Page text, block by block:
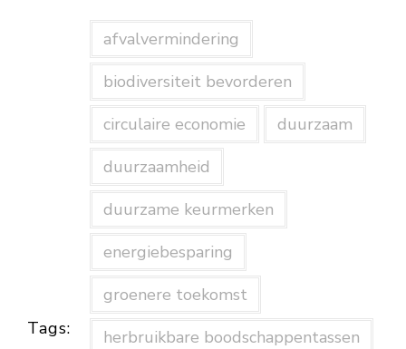
Tags:
afvalvermindering
biodiversiteit bevorderen
circulaire economie
duurzaam
duurzaamheid
duurzame keurmerken
energiebesparing
groenere toekomst
herbruikbare boodschappentassen